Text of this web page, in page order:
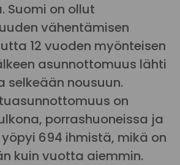
Suomi on ollut
vähentämisen
12 vuoden myönteisen
asunnottomuus lähti
selkeään nousuun.
on
porrashuoneissa ja
694 ihmistä, mikä on
kuin vuotta aiemmin.